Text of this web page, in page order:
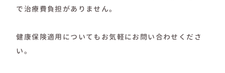
で治療費負担がありません。
健康保険適用についてもお気軽にお問い合わせくださ
い。